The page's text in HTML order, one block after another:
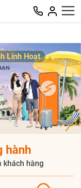
Linh Hoạt
hành
khách hàng